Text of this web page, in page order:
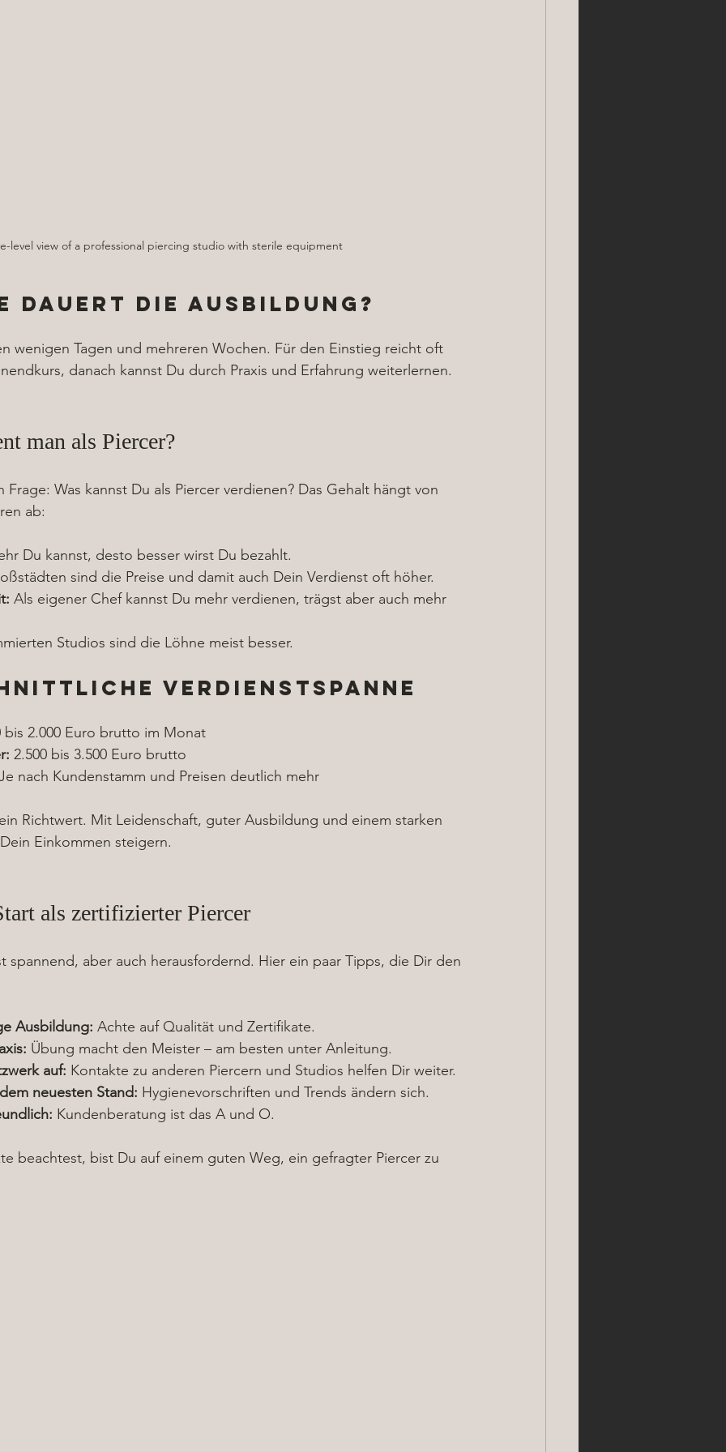
level view of a professional piercing studio with sterile equipment
dauert die Ausbildung?
wenigen Tagen und mehreren Wochen. Für den Einstieg reicht oft
danach kannst Du durch Praxis und Erfahrung weiterlernen.
man als Piercer?
Frage: Was kannst Du als Piercer verdienen? Das Gehalt hängt von
ab:
Du kannst, desto besser wirst Du bezahlt.
sind die Preise und damit auch Dein Verdienst oft höher.
Als eigener Chef kannst Du mehr verdienen, trägst aber auch mehr
Studios sind die Löhne meist besser.
Verdienstspanne
bis 2.000 Euro brutto im Monat
2.500 bis 3.500 Euro brutto
nach Kundenstamm und Preisen deutlich mehr
Richtwert. Mit Leidenschaft, guter Ausbildung und einem starken
Einkommen steigern.
als zertifizierter Piercer
spannend, aber auch herausfordernd. Hier ein paar Tipps, die Dir den
Ausbildung: Achte auf Qualität und Zertifikate.
Übung macht den Meister – am besten unter Anleitung.
auf: Kontakte zu anderen Piercern und Studios helfen Dir weiter.
neuesten Stand: Hygienevorschriften und Trends ändern sich.
Kundenberatung ist das A und O.
beachtest, bist Du auf einem guten Weg, ein gefragter Piercer zu